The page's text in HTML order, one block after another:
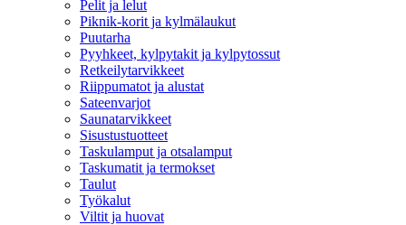
Pelit ja lelut
Piknik-korit ja kylmälaukut
Puutarha
Pyyhkeet, kylpytakit ja kylpytossut
Retkeilytarvikkeet
Riippumatot ja alustat
Sateenvarjot
Saunatarvikkeet
Sisustustuotteet
Taskulamput ja otsalamput
Taskumatit ja termokset
Taulut
Työkalut
Viltit ja huovat